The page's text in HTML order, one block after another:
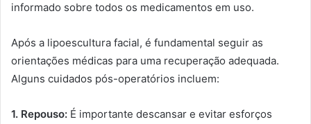
informado sobre todos os medicamentos em uso.
Após a lipoescultura facial, é fundamental seguir as
orientações médicas para uma recuperação adequada.
Alguns cuidados pós-operatórios incluem:
1. Repouso: É importante descansar e evitar esforços